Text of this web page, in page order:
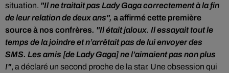
situation. "Il ne traitait pas Lady Gaga correctement à la fin
de leur relation de deux ans", a affirmé cette première
source à nos confrères. "Il était jaloux. Il essayait tout le
temps de la joindre et n’arrêtait pas de lui envoyer des
SMS. Les amis [de Lady Gaga] ne l’aimaient pas non plus
!", a déclaré un second proche de la star. Une obsession qui